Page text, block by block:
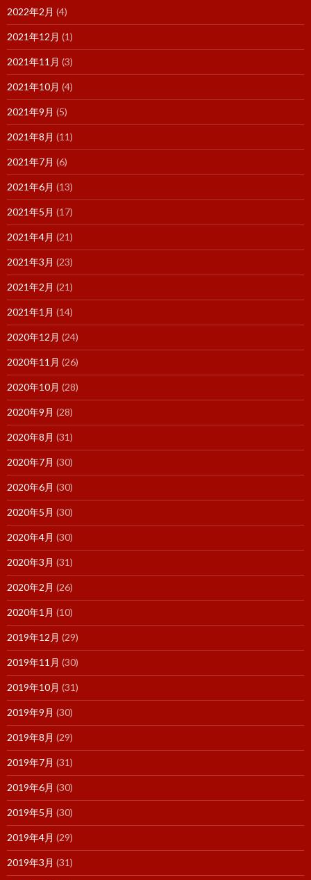
2022年2月 (4)
2021年12月 (1)
2021年11月 (3)
2021年10月 (4)
2021年9月 (5)
2021年8月 (11)
2021年7月 (6)
2021年6月 (13)
2021年5月 (17)
2021年4月 (21)
2021年3月 (23)
2021年2月 (21)
2021年1月 (14)
2020年12月 (24)
2020年11月 (26)
2020年10月 (28)
2020年9月 (28)
2020年8月 (31)
2020年7月 (30)
2020年6月 (30)
2020年5月 (30)
2020年4月 (30)
2020年3月 (31)
2020年2月 (26)
2020年1月 (10)
2019年12月 (29)
2019年11月 (30)
2019年10月 (31)
2019年9月 (30)
2019年8月 (29)
2019年7月 (31)
2019年6月 (30)
2019年5月 (30)
2019年4月 (29)
2019年3月 (31)